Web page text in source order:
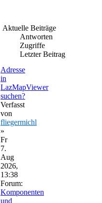
Aktuelle Beiträge
Antworten
Zugriffe
Letzter Beitrag
Adresse
in
LazMapViewer
suchen?
Verfasst
von
fliegermichl
»
Fr
7.
Aug
2026,
13:38
Forum:
Komponenten
und